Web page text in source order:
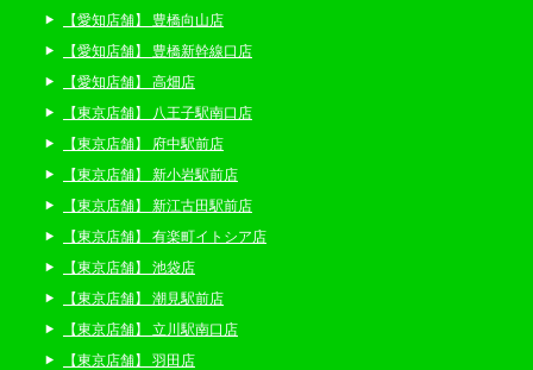
【愛知店舗】 豊橋向山店
【愛知店舗】 豊橋新幹線口店
【愛知店舗】 高畑店
【東京店舗】 八王子駅南口店
【東京店舗】 府中駅前店
【東京店舗】 新小岩駅前店
【東京店舗】 新江古田駅前店
【東京店舗】 有楽町イトシア店
【東京店舗】 池袋店
【東京店舗】 潮見駅前店
【東京店舗】 立川駅南口店
【東京店舗】 羽田店